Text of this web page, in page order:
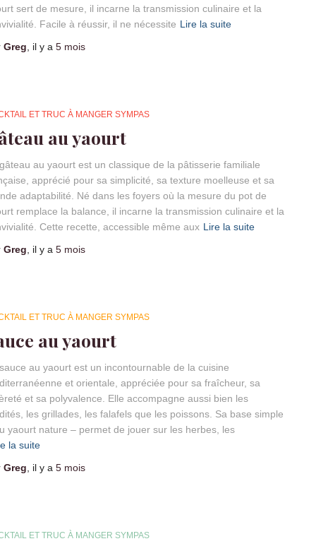
sert de mesure, il incarne la transmission culinaire et la
Facile à réussir, il ne nécessite Lire la suite
Greg , il y a 5 mois
ET TRUC À MANGER SYMPAS
au yaourt
au yaourt est un classique de la pâtisserie familiale
apprécié pour sa simplicité, sa texture moelleuse et sa
adaptabilité. Né dans les foyers où la mesure du pot de
remplace la balance, il incarne la transmission culinaire et la
Cette recette, accessible même aux Lire la suite
Greg , il y a 5 mois
ET TRUC À MANGER SYMPAS
au yaourt
au yaourt est un incontournable de la cuisine
et orientale, appréciée pour sa fraîcheur, sa
et sa polyvalence. Elle accompagne aussi bien les
les grillades, les falafels que les poissons. Sa base simple
yaourt nature – permet de jouer sur les herbes, les
la suite
Greg , il y a 5 mois
ET TRUC À MANGER SYMPAS